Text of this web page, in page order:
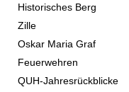
Historisches Berg
Zille
Oskar Maria Graf
Feuerwehren
QUH-Jahresrückblicke